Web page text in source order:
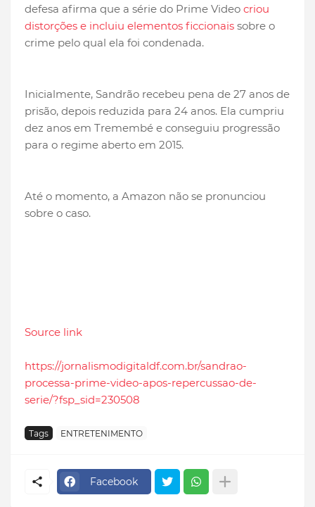
defesa afirma que a série do Prime Video criou
distorções e incluiu elementos ficcionais sobre o
crime pelo qual ela foi condenada.
Inicialmente, Sandrão recebeu pena de 27 anos de
prisão, depois reduzida para 24 anos. Ela cumpriu
dez anos em Tremembé e conseguiu progressão
para o regime aberto em 2015.
Até o momento, a Amazon não se pronunciou
sobre o caso.
Source link
https://jornalismodigitaldf.com.br/sandrao-
processa-prime-video-apos-repercussao-de-
serie/?fsp_sid=230508
Tags ENTRETENIMENTO
Facebook